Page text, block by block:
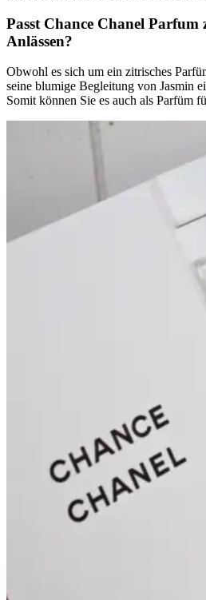
Passt Chance Chanel Parfum
Anlässen?
Obwohl es sich um ein zitrisches
seine blumige Begleitung von Jasmin
Somit können Sie es auch als Parfüm